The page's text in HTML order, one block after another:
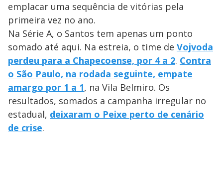
emplacar uma sequência de vitórias pela
primeira vez no ano.
Na Série A, o Santos tem apenas um ponto
somado até aqui. Na estreia, o time de Vojvoda
perdeu para a Chapecoense, por 4 a 2. Contra
o São Paulo, na rodada seguinte, empate
amargo por 1 a 1, na Vila Belmiro. Os
resultados, somados a campanha irregular no
estadual, deixaram o Peixe perto de cenário
de crise.